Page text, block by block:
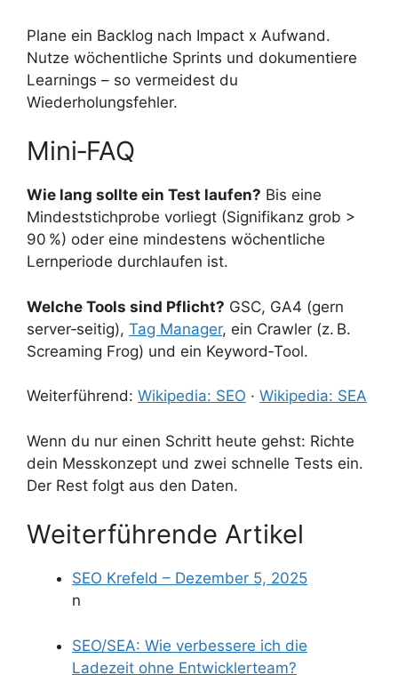
Plane ein Backlog nach Impact x Aufwand.
Nutze wöchentliche Sprints und dokumentiere
Learnings – so vermeidest du
Wiederholungsfehler.
Mini‑FAQ
Wie lang sollte ein Test laufen? Bis eine
Mindeststichprobe vorliegt (Signifikanz grob >
90 %) oder eine mindestens wöchentliche
Lernperiode durchlaufen ist.
Welche Tools sind Pflicht? GSC, GA4 (gern
server‑seitig), Tag Manager, ein Crawler (z. B.
Screaming Frog) und ein Keyword‑Tool.
Weiterführend: Wikipedia: SEO · Wikipedia: SEA
Wenn du nur einen Schritt heute gehst: Richte
dein Messkonzept und zwei schnelle Tests ein.
Der Rest folgt aus den Daten.
Weiterführende Artikel
SEO Krefeld – Dezember 5, 2025
n
SEO/SEA: Wie verbessere ich die
Ladezeit ohne Entwicklerteam?